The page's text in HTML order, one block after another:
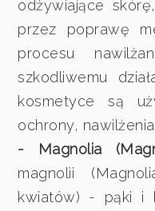
odżywiające
przez poprawę
procesu
szkodliwemu
kosmetyce są
ochrony,
- Magnolia
magnolii
kwiatów) - pąki i